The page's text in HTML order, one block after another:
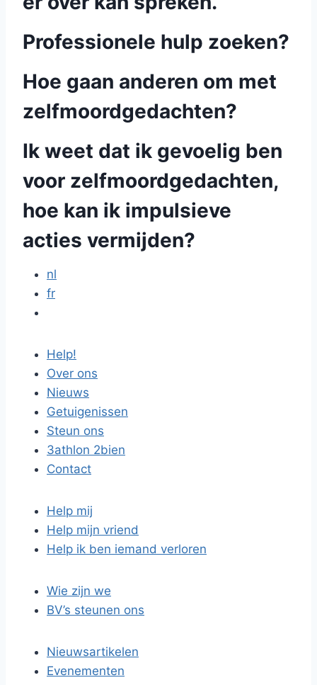
Professionele hulp zoeken?
Hoe gaan anderen om met
zelfmoordgedachten?
Ik weet dat ik gevoelig ben
voor zelfmoordgedachten,
hoe kan ik impulsieve
acties vermijden?
nl
fr
Help!
Over ons
Nieuws
Getuigenissen
Steun ons
3athlon 2bien
Contact
Help mij
Help mijn vriend
Help ik ben iemand verloren
Wie zijn we
BV’s steunen ons
Nieuwsartikelen
Evenementen